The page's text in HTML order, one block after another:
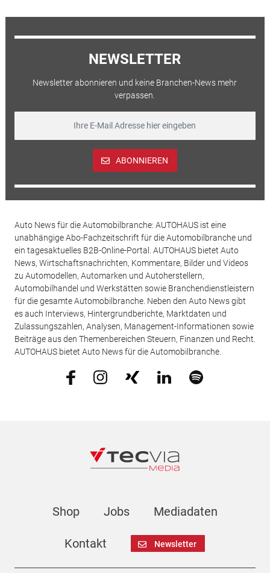
NEWSLETTER
Newsletter abonnieren und keine Branchen-News mehr
verpassen.
ABONNIEREN
Auto News für die Automobilbranche: AUTOHAUS ist eine
unabhängige Abo-Fachzeitschrift für die Automobilbranche und
ein tagesaktuelles B2B-Online-Portal. AUTOHAUS bietet Auto
News, Wirtschaftsnachrichten, Kommentare, Bilder und Videos
zu Automodellen, Automarken und Autoherstellern,
Automobilhandel und Werkstätten sowie Branchendienstleistern
für die gesamte Automobilbranche. Neben den Auto News gibt
es auch Interviews, Hintergrundberichte, Marktdaten und
Zulassungszahlen, Analysen, Management-Informationen sowie
Beiträge aus den Themenbereichen Steuern, Finanzen und Recht.
AUTOHAUS bietet Auto News für die Automobilbranche.
Shop Jobs Mediadaten
Kontakt Newsletter